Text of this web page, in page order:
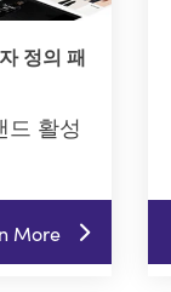
정의 패
드 활성
More